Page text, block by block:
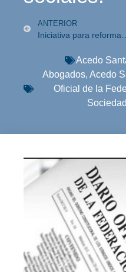
ANTERIOR
Acedo
Abogados, Acedo
Oficial de la